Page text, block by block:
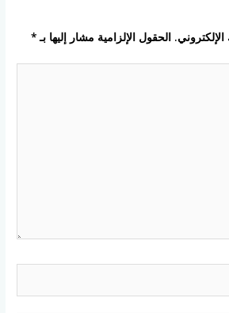
الحقول الإلزامية مشار إليها بـ*